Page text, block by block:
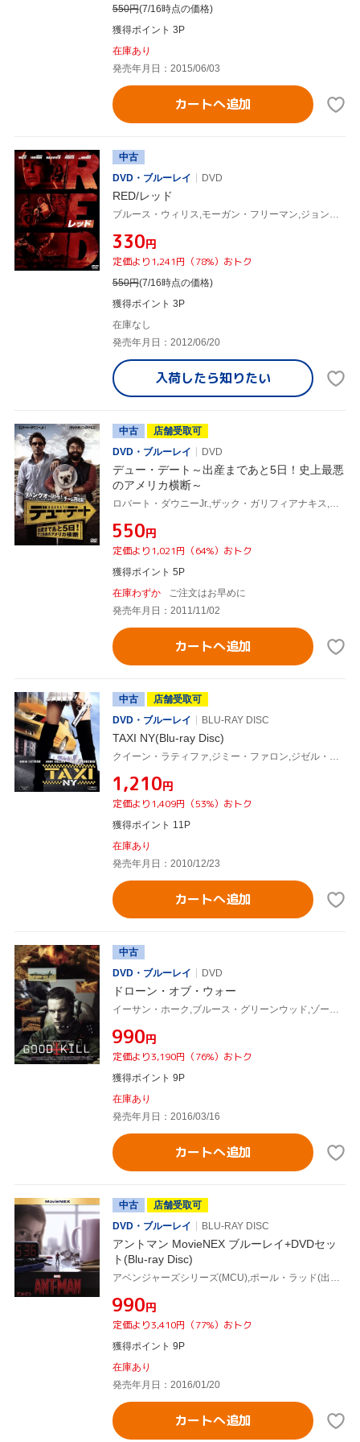
550円(7/16時点の価格)
獲得ポイント 3P
在庫あり
発売年月日：2015/06/03
カートへ追加
中古
DVD・ブルーレイ
DVD
RED/レッド
ブルース・ウィリス,モーガン・フリーマン,ジョン・マルコヴィッチ,ロベルト・シュヴェンケ(監督),クリストフ・ベック(音楽)
¥330円
定価より1,241円（78%）おトク
550円(7/16時点の価格)
獲得ポイント 3P
在庫なし
発売年月日：2012/06/20
入荷したら知りたい
中古
店舗受取可
DVD・ブルーレイ
DVD
デュー・デート～出産まであと5日！史上最悪
のアメリカ横断～
ロバート・ダウニーJr.,ザック・ガリフィアナキス,ミシェル・モナハン,トッド・フィリップス(監督、製作),クリストフ・ベック(音楽)
¥550円
定価より1,021円（64%）おトク
獲得ポイント 5P
在庫わずか
ご注文はお早めに
発売年月日：2011/11/02
カートへ追加
中古
店舗受取可
DVD・ブルーレイ
BLU-RAY DISC
TAXI NY(Blu-ray Disc)
クイーン・ラティファ,ジミー・ファロン,ジゼル・ブンチェン,ティム・ストーリー(監督),リュック・ベッソン(製作、原案),クリストフ・ベック(音楽)
¥1,210円
定価より1,409円（53%）おトク
獲得ポイント 11P
在庫あり
発売年月日：2010/12/23
カートへ追加
中古
DVD・ブルーレイ
DVD
ドローン・オブ・ウォー
イーサン・ホーク,ブルース・グリーンウッド,ゾー・クラヴィッツ,アンドリュー・ニコル(監督、製作、脚本),クリストフ・ベック(音楽)
¥990円
定価より3,190円（76%）おトク
獲得ポイント 9P
在庫あり
発売年月日：2016/03/16
カートへ追加
中古
店舗受取可
DVD・ブルーレイ
BLU-RAY DISC
アントマン MovieNEX ブルーレイ+DVDセッ
ト(Blu-ray Disc)
アベンジャーズシリーズ(MCU),ポール・ラッド(出演、脚本),エヴァンジェリン・リリー,コリー・ストール,ペイトン・リード(監督),ルイス・デスポジート(製作総指揮),アラン・ファイン(製作総指揮),ヴィクトリア・アロンソ(製作総指揮),クリストフ・ベック(音楽)
¥990円
定価より3,410円（77%）おトク
獲得ポイント 9P
在庫あり
発売年月日：2016/01/20
カートへ追加